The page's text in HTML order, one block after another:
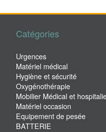
Catégories
Urgences
Matériel médical
Hygiène et sécurité
Oxygénothérapie
Mobilier Médical et
Matériel occasion
Equipement de pesée
BATTERIE